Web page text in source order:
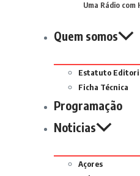
Uma Rádio com
Quem somos
Estatuto
Ficha Técnica
Programação
Noticias
Açores